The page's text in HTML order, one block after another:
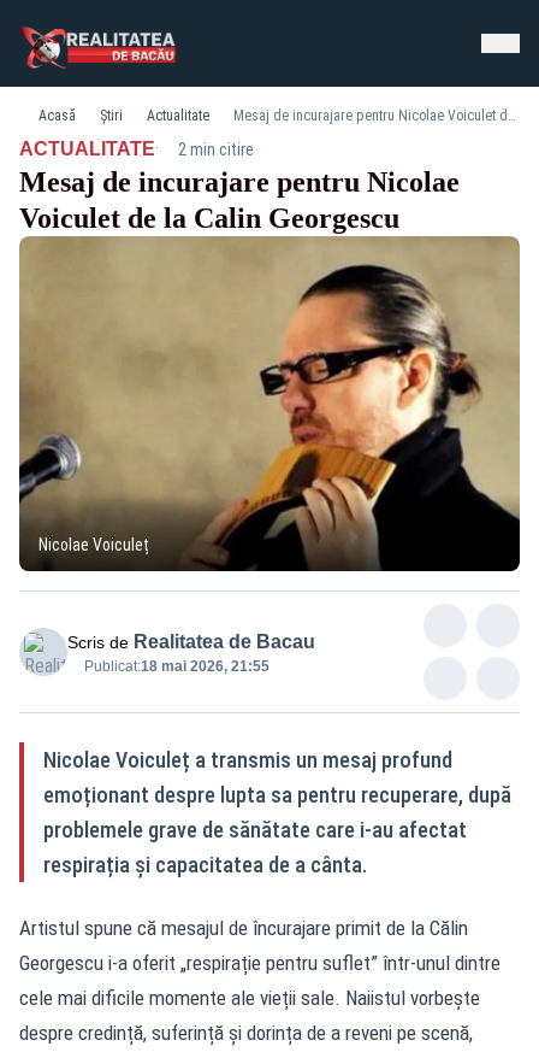
Acasă Știri Actualitate Mesaj de incurajare pentru Nicolae Voiculet de la Calin Georgescu
ACTUALITATE· 2 min citire
Mesaj de incurajare pentru Nicolae
Voiculet de la Calin Georgescu
Nicolae Voiculeț
Scris de Realitatea de Bacau
Publicat:18 mai 2026, 21:55
Nicolae Voiculeț a transmis un mesaj profund
emoționant despre lupta sa pentru recuperare, după
problemele grave de sănătate care i-au afectat
respirația și capacitatea de a cânta.
Artistul spune că mesajul de încurajare primit de la Călin
Georgescu i-a oferit „respirație pentru suflet” într-unul dintre
cele mai dificile momente ale vieții sale. Naiistul vorbește
despre credință, suferință și dorința de a reveni pe scenă,